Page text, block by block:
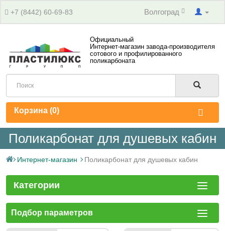
+7 (8442) 60-69-83 Волгоград
Официальный
Интернет-магазин завода-производителя
сотового и профилированного
поликарбоната
Корзина (0)
Поликарбонат для душевых кабин
Интернет-магазин Поликарбонат для душевых кабин
Категории
Подбор параметров